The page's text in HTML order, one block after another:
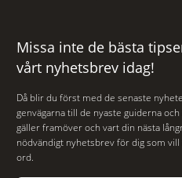
Missa inte de bästa
vårt nyhetsbrev idag!
Då blir du först med de senaste
genvägarna till de nyaste guiderna
gäller framöver och vart din nästa
nödvändigt nyhetsbrev för dig som
ord.